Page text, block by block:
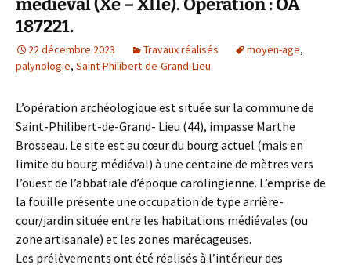
médiéval (Xe – XIIe). Opération : OA
187221.
22 décembre 2023 Travaux réalisés moyen-age,
palynologie, Saint-Philibert-de-Grand-Lieu
L’opération archéologique est située sur la commune de
Saint-Philibert-de-Grand- Lieu (44), impasse Marthe
Brosseau. Le site est au cœur du bourg actuel (mais en
limite du bourg médiéval) à une centaine de mètres vers
l’ouest de l’abbatiale d’époque carolingienne. L’emprise de
la fouille présente une occupation de type arrière-
cour/jardin située entre les habitations médiévales (ou
zone artisanale) et les zones marécageuses.
Les prélèvements ont été réalisés à l’intérieur des